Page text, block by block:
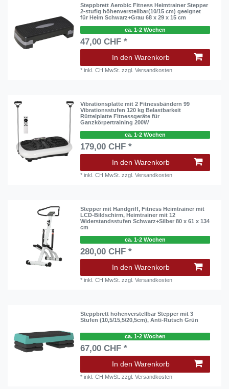
Steppbrett Aerobic Fitness Heimtrainer Stepper
2-stufig höhenverstellbar(10/15 cm) geeignet
für Heim Schwarz+Grau 68 x 29 x 15 cm
ca. 1-2 Wochen
47,00 CHF *
In den Warenkorb
*inkl. CH MwSt. zzgl.Versandkosten
Vibrationsplatte mit 2 Fitnessbändern 99
Vibrationsstufen 120 kg Belastbarkeit
Rüttelplatte Fitnessgeräte für
Ganzkörpertraining 200W
ca. 1-2 Wochen
179,00 CHF *
In den Warenkorb
*inkl. CH MwSt. zzgl.Versandkosten
Stepper mit Handgriff, Fitness Heimtrainer mit
LCD-Bildschirm, Heimtrainer mit 12
Widerstandsstufen Schwarz+Silber 80 x 61 x 134
cm
ca. 1-2 Wochen
280,00 CHF *
In den Warenkorb
*inkl. CH MwSt. zzgl.Versandkosten
Steppbrett höhenverstellbar Stepper mit 3
Stufen (10,5/15,5/20,5cm), Anti-Rutsch Grün
ca. 1-2 Wochen
67,00 CHF *
In den Warenkorb
*inkl. CH MwSt. zzgl.Versandkosten